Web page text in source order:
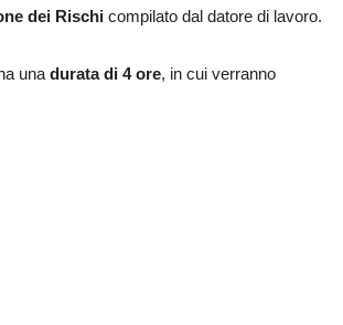
dei Rischi compilato dal datore di lavoro.
una durata di 4 ore, in cui verranno